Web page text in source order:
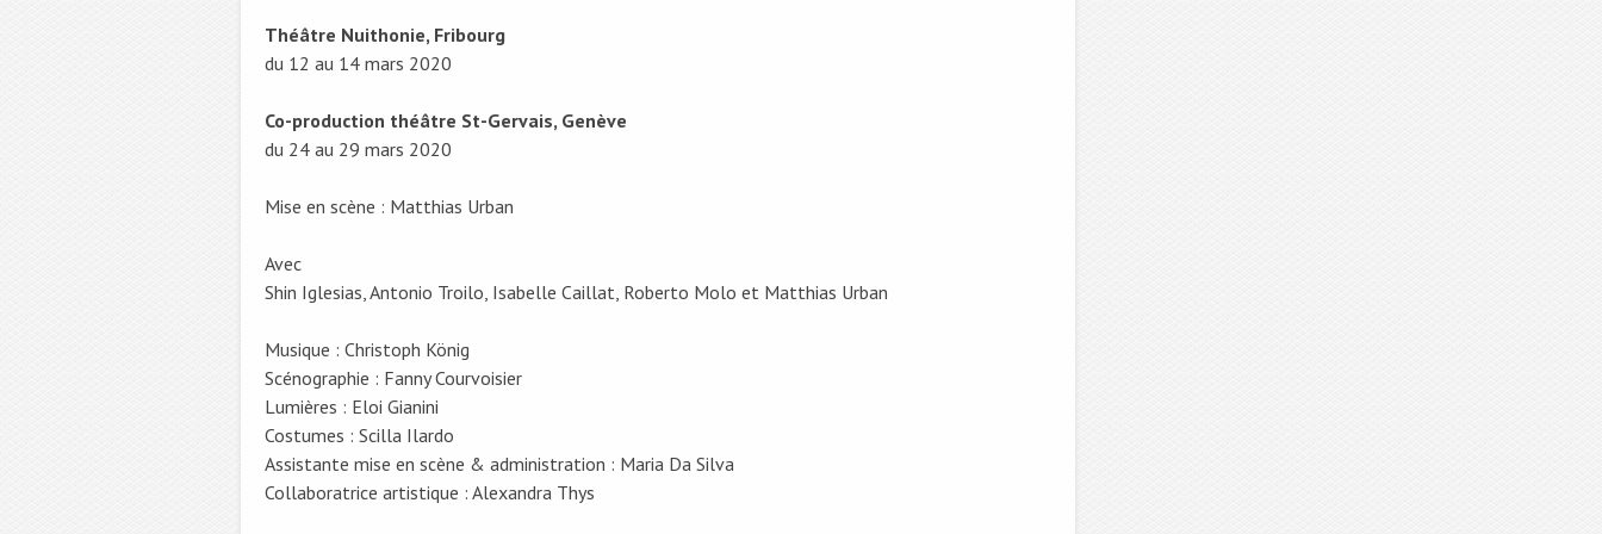
Théâtre Nuithonie, Fribourg
du 12 au 14 mars 2020
Co-production théâtre St-Gervais, Genève
du 24 au 29 mars 2020
Mise en scène : Matthias Urban
Avec
Shin Iglesias, Antonio Troilo, Isabelle Caillat, Roberto Molo et Matthias Urban
Musique : Christoph König
Scénographie : Fanny Courvoisier
Lumières : Eloi Gianini
Costumes : Scilla Ilardo
Assistante mise en scène & administration : Maria Da Silva
Collaboratrice artistique : Alexandra Thys